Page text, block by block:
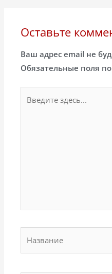
Оставьте
Ваш адрес email не
Обязательные поля
здесь...